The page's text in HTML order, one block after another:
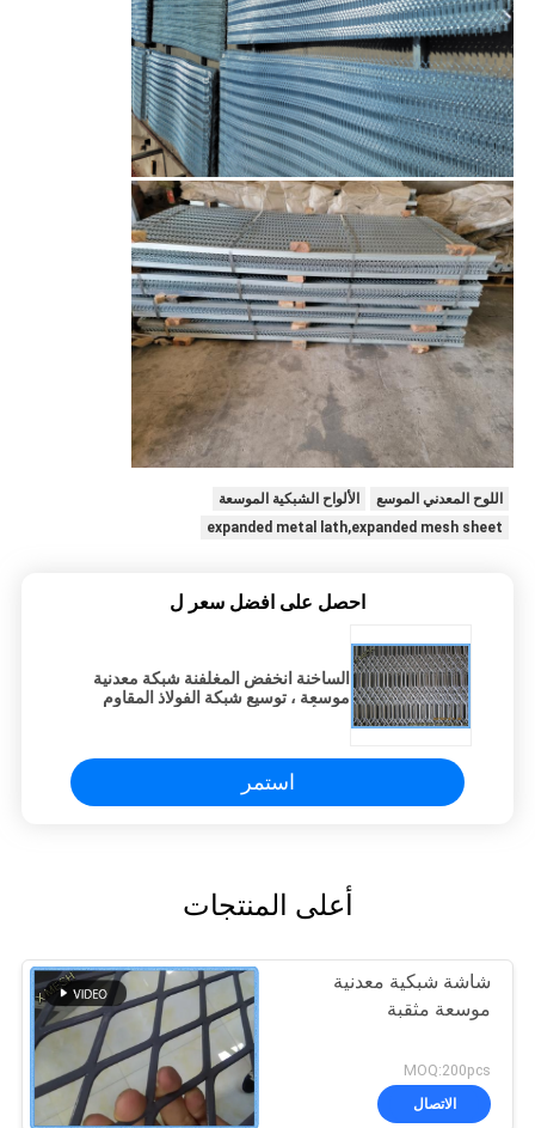
اللوح المعدني الموسع
الألواح الشبكية الموسعة
expanded metal lath,expanded mesh sheet
احصل على افضل سعر ل
الساخنة انخفض المغلفنة شبكة معدنية
موسعة ، توسيع شبكة الفولاذ المقاوم
استمر
أعلى المنتجات
شاشة شبكية معدنية
موسعة مثقبة
MOQ:200pcs
الاتصال